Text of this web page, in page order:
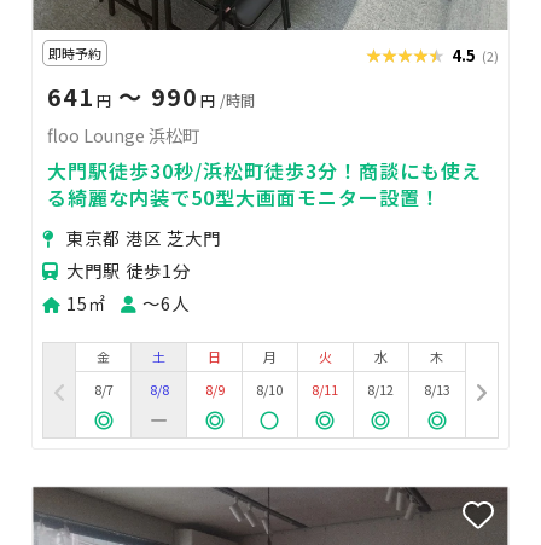
即時予約 ★★★★★
★★★★★ 4.5 (2)
641 円 〜 990 円 /時間
floo Lounge 浜松町
大門駅徒歩30秒/浜松町徒歩3分！商談にも使え
る綺麗な内装で50型大画面モニター設置！
東京都 港区 芝大門
大門駅 徒歩1分
15㎡
〜6人
金
8/7
土
8/8
日
8/9
月
8/10
火
8/11
水
8/12
木
8/13